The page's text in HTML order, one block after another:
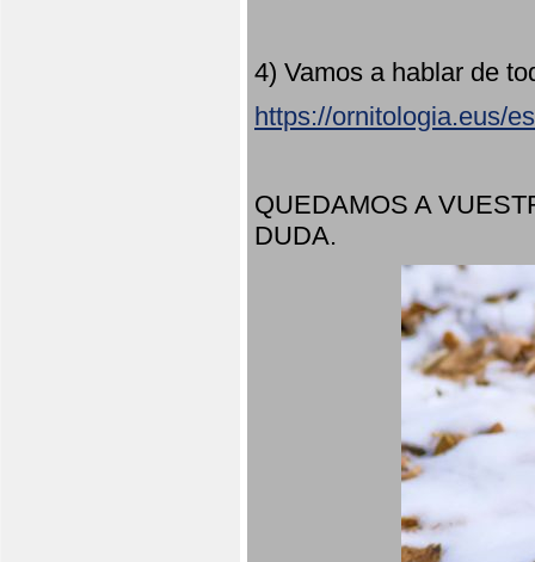
4) Vamos a hablar de
https://ornitologia.eus/
QUEDAMOS A
DUDA.